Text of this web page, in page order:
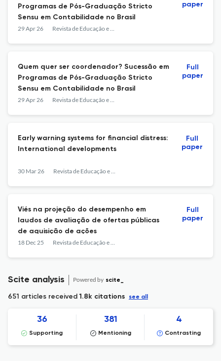
Programas de Pós-Graduação Stricto
Sensu em Contabilidade no Brasil
29 Apr 26 Revista de Educação e Pesquisa em Contabilidade (REPeC)
paper
Quem quer ser coordenador? Sucessão em
Programas de Pós-Graduação Stricto
Sensu em Contabilidade no Brasil
29 Apr 26 Revista de Educação e Pesquisa em Contabilidade (REPeC)
Full
paper
Early warning systems for financial distress:
International developments
30 Mar 26 Revista de Educação e Pesquisa em Contabilidade (REPeC)
Full
paper
Viés na projeção do desempenho em
laudos de avaliação de ofertas públicas
de aquisição de ações
18 Dec 25 Revista de Educação e Pesquisa em Contabilidade (REPeC)
Full
paper
Scite analysis Powered by scite_
651 articles received1.8k citations see all
36
Supporting
381
Mentioning
4
Contrasting